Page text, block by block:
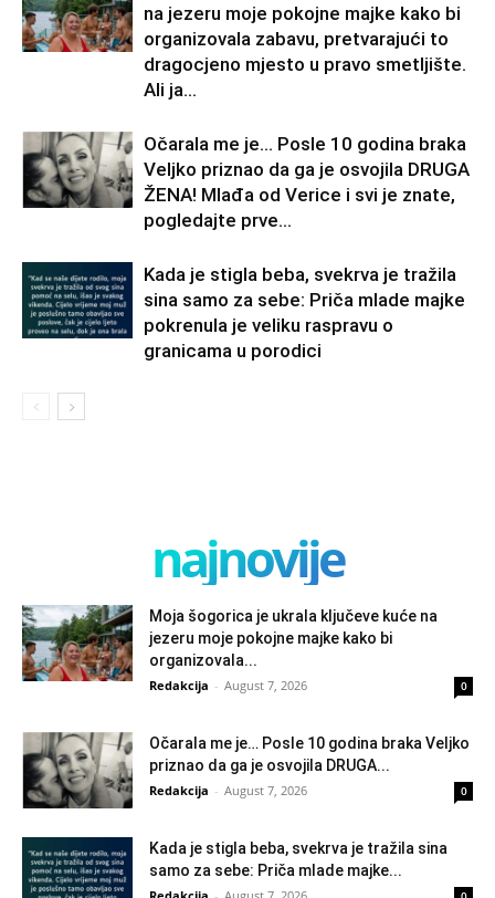
na jezeru moje pokojne majke kako bi
organizovala zabavu, pretvarajući to
dragocjeno mjesto u pravo smetljište.
Ali ja...
Očarala me je… Posle 10 godina braka
Veljko priznao da ga je osvojila DRUGA
ŽENA! Mlađa od Verice i svi je znate,
pogledajte prve...
Kada je stigla beba, svekrva je tražila
sina samo za sebe: Priča mlade majke
pokrenula je veliku raspravu o
granicama u porodici
najnovije
Moja šogorica je ukrala ključeve kuće na
jezeru moje pokojne majke kako bi
organizovala...
Redakcija - August 7, 2026 0
Očarala me je… Posle 10 godina braka Veljko
priznao da ga je osvojila DRUGA...
Redakcija - August 7, 2026 0
Kada je stigla beba, svekrva je tražila sina
samo za sebe: Priča mlade majke...